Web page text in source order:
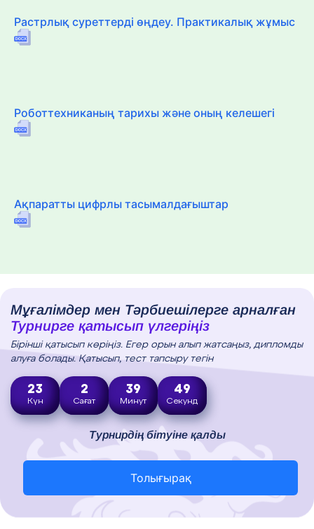
Растрлық суреттерді өңдеу. Практикалық жұмыс
Роботтехниканың тарихы және оның келешегі
Ақпаратты цифрлы тасымалдағыштар
Мұғалімдер мен Тәрбиешілерге арналған
Турнирге қатысып үлгеріңіз
Бірінші қатысып көріңіз. Егер орын алып жатсаңыз, дипломды
алуға болады. Қатысып, тест тапсыру тегін
23
Күн
2
Сағат
39
Минут
48
Секунд
Турнирдің бітуіне қалды
Толығырақ